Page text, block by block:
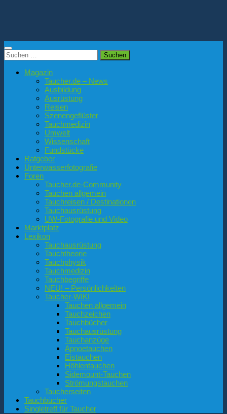
Suchen
nach:
Magazin
Taucher.de – News
Ausbildung
Ausrüstung
Reisen
Szenengeflüster
Tauchmedizin
Umwelt
Wissenschaft
Fundstücke
Ratgeber
Unterwasserfotografie
Foren
Taucher.de-Community
Tauchen allgemein
Tauchreisen / Destinationen
Tauchausrüstung
UW-Fotografie und Video
Marktplatz
Lexikon
Tauchausrüstung
Tauchtheorie
Tauchphysik
Tauchmedizin
Tauchbegriffe
NEU! – Persönlichkeiten
Taucher-WIKI
Tauchen allgemein
Tauchzeichen
Tauchbücher
Tauchausrüstung
Tauchanzüge
Apnoetauchen
Eistauchen
Höhlentauchen
Sidemount-Tauchen
Strömungstauchen
Taucherseiten
Tauchbücher
Singletreff für Taucher